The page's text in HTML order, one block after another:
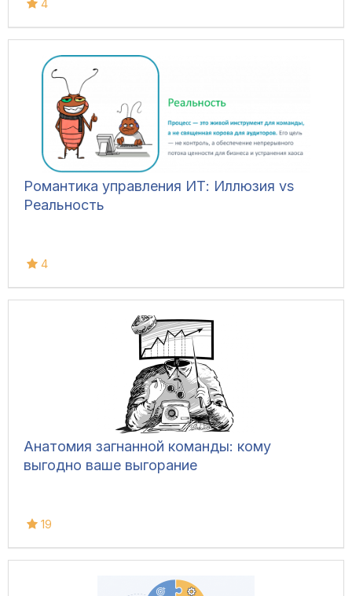
4
Романтика управления ИТ: Иллюзия vs
Реальность
4
Анатомия загнанной команды: кому
выгодно ваше выгорание
19